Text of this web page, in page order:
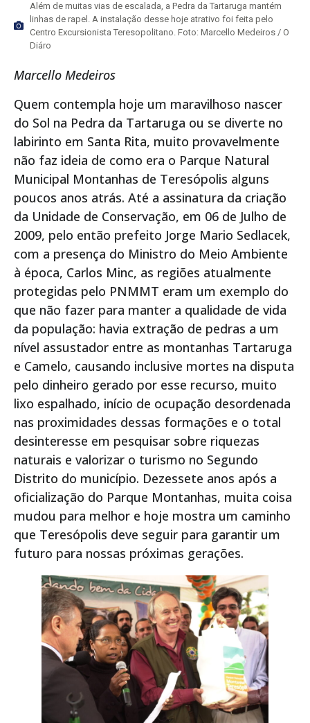
Além de muitas vias de escalada, a Pedra da Tartaruga mantém
linhas de rapel. A instalação desse hoje atrativo foi feita pelo
Centro Excursionista Teresopolitano. Foto: Marcello Medeiros / O
Diáro
Marcello Medeiros
Quem contempla hoje um maravilhoso nascer
do Sol na Pedra da Tartaruga ou se diverte no
labirinto em Santa Rita, muito provavelmente
não faz ideia de como era o Parque Natural
Municipal Montanhas de Teresópolis alguns
poucos anos atrás. Até a assinatura da criação
da Unidade de Conservação, em 06 de Julho de
2009, pelo então prefeito Jorge Mario Sedlacek,
com a presença do Ministro do Meio Ambiente
à época, Carlos Minc, as regiões atualmente
protegidas pelo PNMMT eram um exemplo do
que não fazer para manter a qualidade de vida
da população: havia extração de pedras a um
nível assustador entre as montanhas Tartaruga
e Camelo, causando inclusive mortes na disputa
pelo dinheiro gerado por esse recurso, muito
lixo espalhado, início de ocupação desordenada
nas proximidades dessas formações e o total
desinteresse em pesquisar sobre riquezas
naturais e valorizar o turismo no Segundo
Distrito do município. Dezessete anos após a
oficialização do Parque Montanhas, muita coisa
mudou para melhor e hoje mostra um caminho
que Teresópolis deve seguir para garantir um
futuro para nossas próximas gerações.